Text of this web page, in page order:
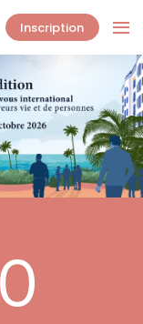
Inscription